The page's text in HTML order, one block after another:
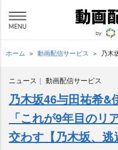
ホーム 動画配信サービス 乃木
ニュース 動画配信サービス
乃木坂46与田祐希&
「これが9年目のリ
交わす【乃木坂、逃